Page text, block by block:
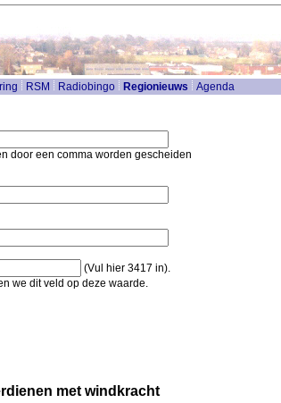
RSM Radiobingo Regionieuws Agenda
door een comma worden gescheiden
(Vul hier 3417 in).
we dit veld op deze waarde.
met windkracht